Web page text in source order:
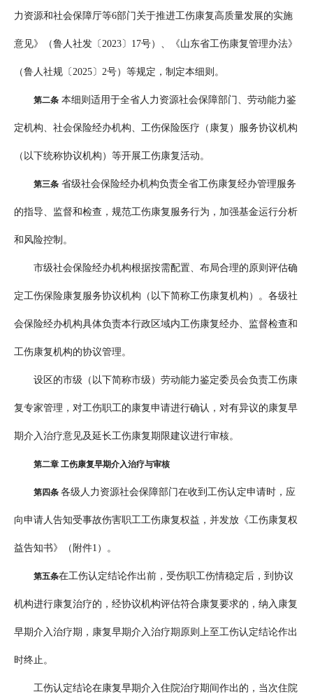
力资源和社会保障厅等6部门关于推进工伤康复高质量发展的实施
意见》（鲁人社发〔2023〕17号）、《山东省工伤康复管理办法》
（鲁人社规〔2025〕2号）等规定，制定本细则。
第二条 本细则适用于全省人力资源社会保障部门、劳动能力鉴
定机构、社会保险经办机构、工伤保险医疗（康复）服务协议机构
（以下统称协议机构）等开展工伤康复活动。
第三条 省级社会保险经办机构负责全省工伤康复经办管理服务
的指导、监督和检查，规范工伤康复服务行为，加强基金运行分析
和风险控制。
市级社会保险经办机构根据按需配置、布局合理的原则评估确
定工伤保险康复服务协议机构（以下简称工伤康复机构）。各级社
会保险经办机构具体负责本行政区域内工伤康复经办、监督检查和
工伤康复机构的协议管理。
设区的市级（以下简称市级）劳动能力鉴定委员会负责工伤康
复专家管理，对工伤职工的康复申请进行确认，对有异议的康复早
期介入治疗意见及延长工伤康复期限建议进行审核。
第二章 工伤康复早期介入治疗与审核
第四条 各级人力资源社会保障部门在收到工伤认定申请时，应
向申请人告知受事故伤害职工工伤康复权益，并发放《工伤康复权
益告知书》（附件1）。
第五条在工伤认定结论作出前，受伤职工伤情稳定后，到协议
机构进行康复治疗的，经协议机构评估符合康复要求的，纳入康复
早期介入治疗期，康复早期介入治疗期原则上至工伤认定结论作出
时终止。
工伤认定结论在康复早期介入住院治疗期间作出的，当次住院